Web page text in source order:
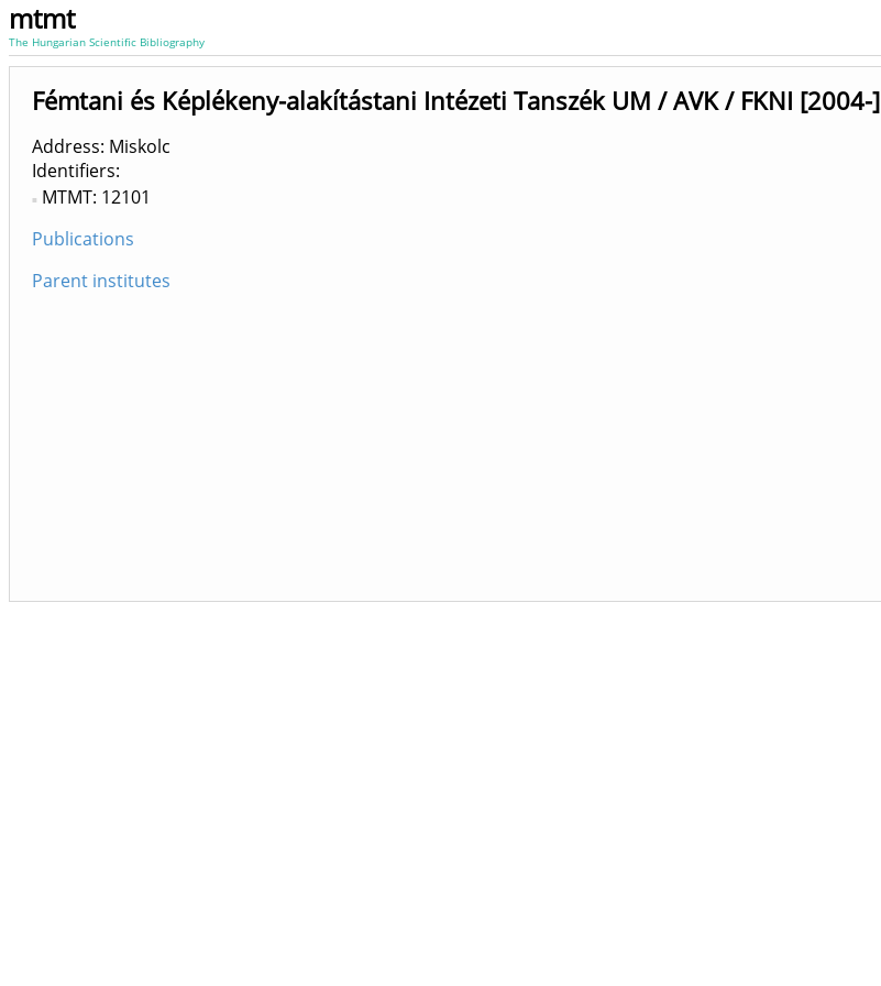
mtmt
The Hungarian Scientific Bibliography
Fémtani és Képlékeny-alakítástani Intézeti Tanszék UM / AVK / FKNI [2004-]
Address: Miskolc
Identifiers
MTMT: 12101
Publications
Parent institutes